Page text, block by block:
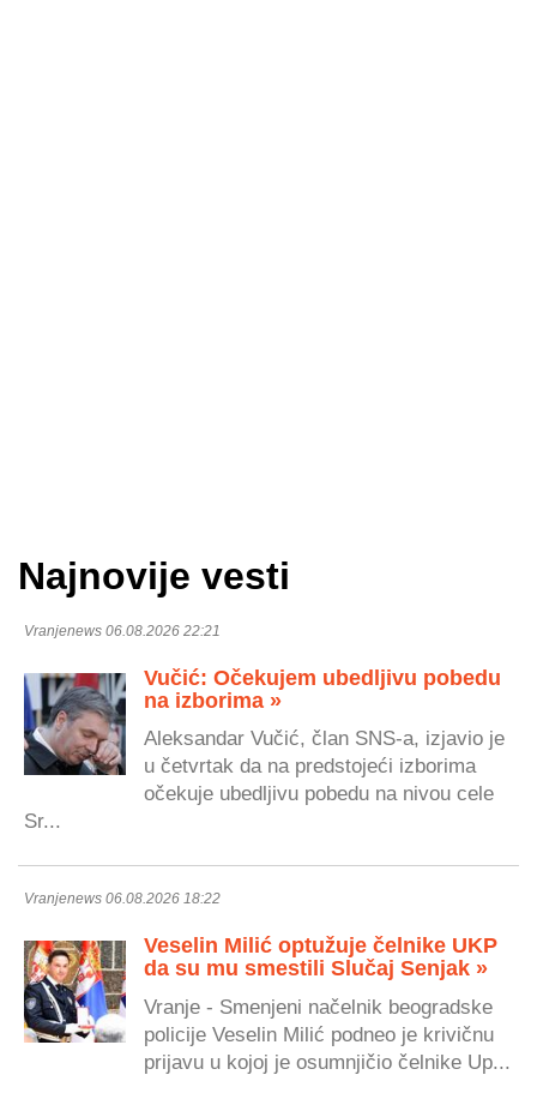
Najnovije vesti
Vranjenews 06.08.2026 22:21
Vučić: Očekujem ubedljivu pobedu
na izborima »
Aleksandar Vučić, član SNS-a, izjavio je
u četvrtak da na predstojeći izborima
očekuje ubedljivu pobedu na nivou cele
Sr...
Vranjenews 06.08.2026 18:22
Veselin Milić optužuje čelnike UKP
da su mu smestili Slučaj Senjak »
Vranje - Smenjeni načelnik beogradske
policije Veselin Milić podneo je krivičnu
prijavu u kojoj je osumnjičio čelnike Up...